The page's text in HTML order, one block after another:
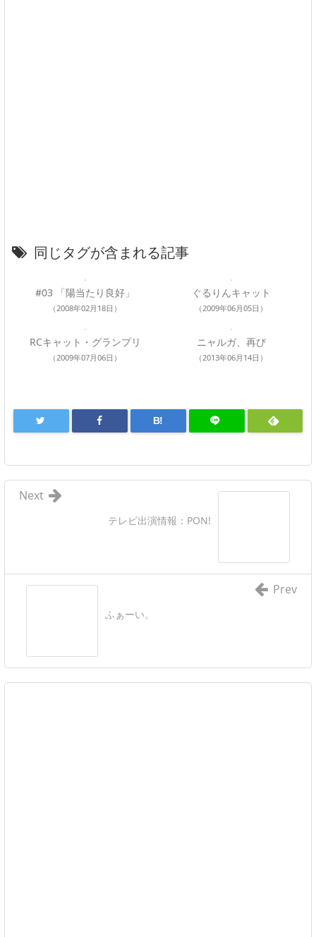
同じタグが含まれる記事
#03 「陽当たり良好」
（2008年02月18日）
ぐるりんキャット
（2009年06月05日）
RCキャット・グランプリ
（2009年07月06日）
ニャルガ、再び
（2013年06月14日）
B!
テレビ出演情報：PON!
Next
ふぁーい。
Prev